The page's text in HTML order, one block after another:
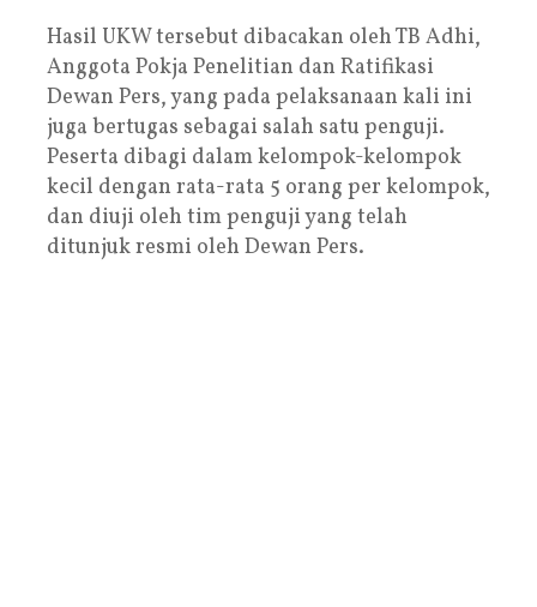
Hasil UKW tersebut dibacakan oleh TB Adhi,
Anggota Pokja Penelitian dan Ratifikasi
Dewan Pers, yang pada pelaksanaan kali ini
juga bertugas sebagai salah satu penguji.
Peserta dibagi dalam kelompok-kelompok
kecil dengan rata-rata 5 orang per kelompok,
dan diuji oleh tim penguji yang telah
ditunjuk resmi oleh Dewan Pers.